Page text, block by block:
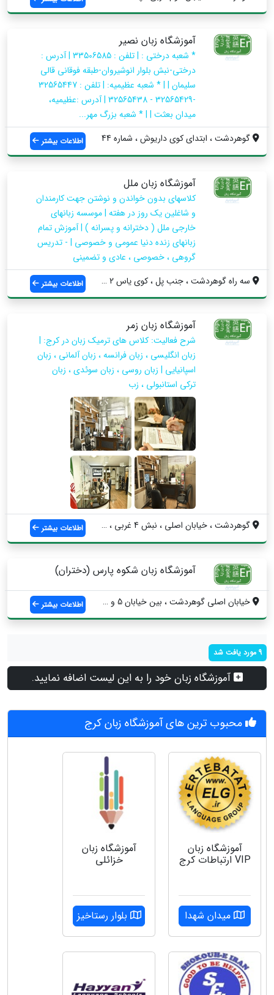
آموزشگاه زبان نصیر
* شعبه درختی : | تلفن : 33506585 | آدرس :
درختی-نبش بلوار انوشیروان-طبقه فوقانی قالی
سلیمان | | * شعبه عظیمیه: | تلفن : 32565447
-32565429 - 32565438 | آدرس :عظیمیه،
میدان بعثت | | * شعبه بزرگ مهر...
گوهردشت ، ابتدای کوی داریوش ، شماره 44
اطلاعات بیشتر
آموزشگاه زبان ملل
کلاسهای بدون خواندن و نوشتن جهت کارمندان
و شاغلین یک روز در هفته | موسسه زبانهای
خارجی ملل ( دخترانه و پسرانه ) | آموزش تمام
زبانهای زنده دنیا عمومی و خصوصی | - تدریس
گروهی ، خصوصی ، عادی و تضمینی
سه راه گوهردشت ، جنب پل ، کوی یاس 2 ، پل...
اطلاعات بیشتر
آموزشگاه زبان زمر
شرح فعالیت: کلاس های ترمیک زبان در کرج: |
زبان انگلیسی ، زبان فرانسه ، زبان آلمانی ، زبان
اسپانیایی | زبان روسی ، زبان سوئدی ، زبان
ترکی استانبولی ، زب
گوهردشت ، خیابان اصلی ، نبش 4 غربی ، جنب... اطلاعات بیشتر
آموزشگاه زبان شکوه پارس (دختران)
خیابان اصلی گوهردشت ، بين خيابان 5 و 6 غ... اطلاعات بیشتر
9 مورد یافت شد
آموزشگاه زبان خود را به این لیست اضافه نمایید.
محبوب ترین های آموزشگاه زبان کرج
آموزشگاه زبان
VIP ارتباطات کرج
میدان شهدا
آموزشگاه زبان
خزائلی
بلوار رستاخیز